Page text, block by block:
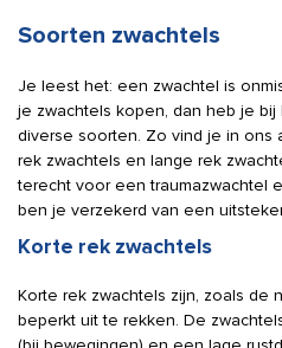
Soorten zwachtels
Je leest het: een zwachtel is
je zwachtels kopen, dan heb je bij
diverse soorten. Zo vind je in ons
rek zwachtels en lange rek
terecht voor een traumazwachtel
ben je verzekerd van een
Korte rek zwachtels
Korte rek zwachtels zijn, zoals de
beperkt uit te rekken. De